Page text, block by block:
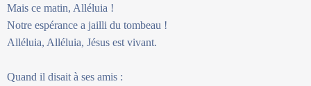
Mais ce matin, Alléluia !
Notre espérance a jailli du tombeau !
Alléluia, Alléluia, Jésus est vivant.
Quand il disait à ses amis :